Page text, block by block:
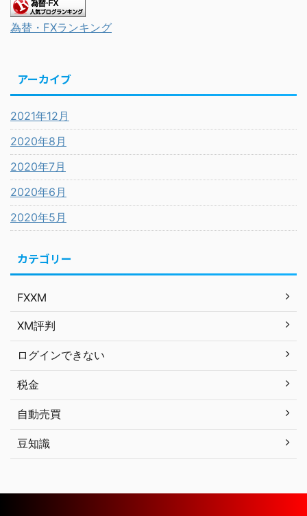
為替・FXランキング
アーカイブ
2021年12月
2020年8月
2020年7月
2020年6月
2020年5月
カテゴリー
FXXM
XM評判
ログインできない
税金
自動売買
豆知識